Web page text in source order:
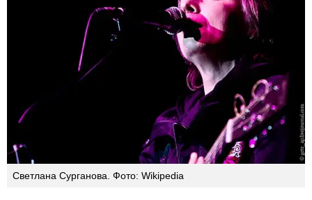
Светлана Сурганова. Фото: Wikipedia